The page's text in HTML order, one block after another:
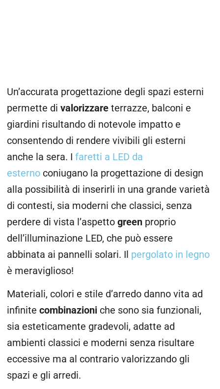
Un’accurata progettazione degli spazi esterni
permette di valorizzare terrazze, balconi e
giardini risultando di notevole impatto e
consentendo di rendere vivibili gli esterni
anche la sera. I faretti a LED da
esterno coniugano la progettazione di design
alla possibilità di inserirli in una grande varietà
di contesti, sia moderni che classici, senza
perdere di vista l’aspetto green proprio
dell’illuminazione LED, che può essere
abbinata ai pannelli solari. Il pergolato in legno
è meraviglioso!
Materiali, colori e stile d’arredo danno vita ad
infinite combinazioni che sono sia funzionali,
sia esteticamente gradevoli, adatte ad
ambienti classici e moderni senza risultare
eccessive ma al contrario valorizzando gli
spazi e gli arredi.